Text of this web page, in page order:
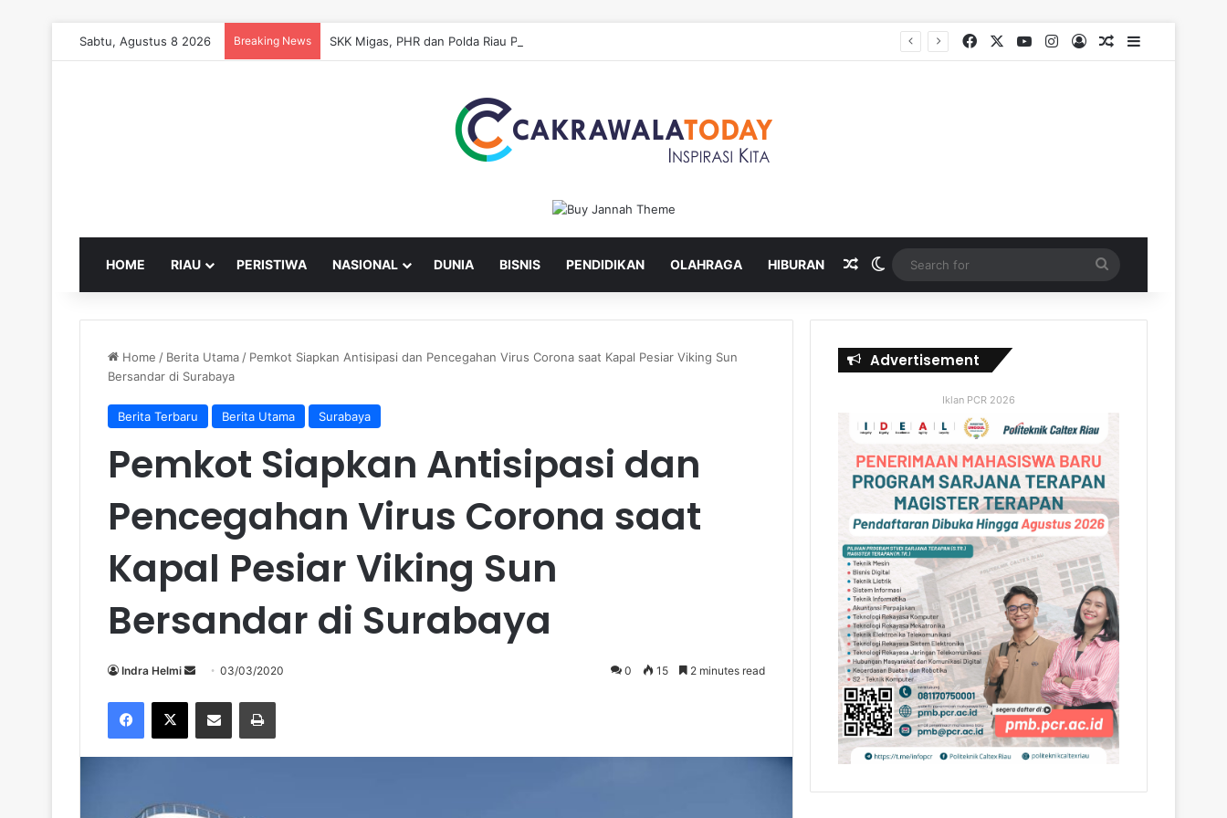
Sabtu, Agustus 8 2026 Breaking News FacebookYouTubeInstagram
Log InRandom Article
Sidebar
HOME RIAU PERISTIWA NASIONAL DUNIA BISNIS PENDIDIKAN OLAHRAGA HIBURAN Random Article
Switch skin
for
Home / Berita Utama / Pemkot Siapkan Antisipasi dan Pencegahan Virus Corona saat Kapal Pesiar Viking Sun
Bersandar di Surabaya
Berita Terbaru Berita Utama Surabaya
Pemkot Siapkan Antisipasi dan
Pencegahan Virus Corona saat
Kapal Pesiar Viking Sun
Bersandar di Surabaya
Indra Helmi
Send
email
03/03/2020 0 15 2 minutes read
Facebook
X Share via Email Print
Advertisement
Iklan PCR 2026